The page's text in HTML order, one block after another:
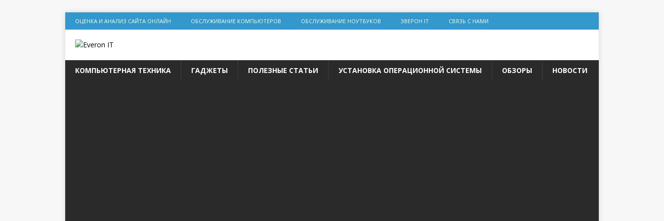
ОЦЕНКА И АНАЛИЗ САЙТА ОНЛАЙН ОБСЛУЖИВАНИЕ КОМПЬЮТЕРОВ ОБСЛУЖИВАНИЕ НОУТБУКОВ ЭВЕРОН IT СВЯЗЬ С НАМИ
КОМПЬЮТЕРНАЯ ТЕХНИКА ГАДЖЕТЫ ПОЛЕЗНЫЕ СТАТЬИ УСТАНОВКА ОПЕРАЦИОННОЙ СИСТЕМЫ ОБЗОРЫ НОВОСТИ